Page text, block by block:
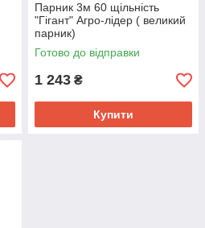
Парник 3м 60 щільність
"Гігант" Агро-лідер ( великий
парник)
Готово до відправки
1 243 ₴
Купити